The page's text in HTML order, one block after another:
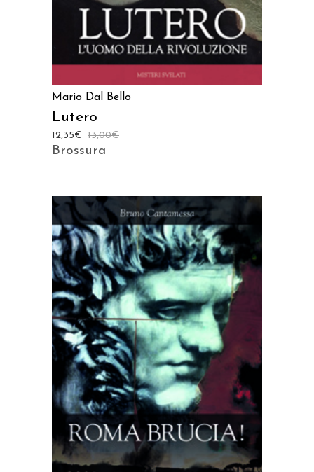
Mario Dal Bello
Lutero
13,00€
12,35€
Brossura
AGGIUNGI AL CARRELLO